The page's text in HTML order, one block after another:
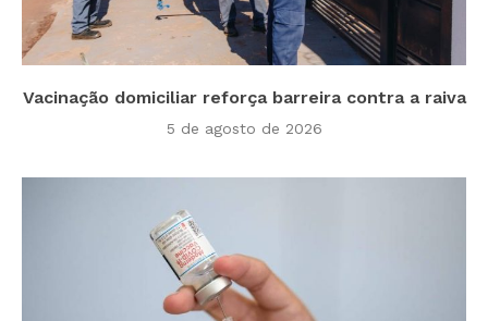
Vacinação domiciliar reforça barreira contra a raiva
5 de agosto de 2026